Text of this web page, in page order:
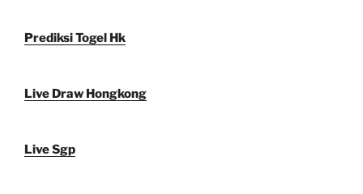
Prediksi Togel Hk
Live Draw Hongkong
Live Sgp